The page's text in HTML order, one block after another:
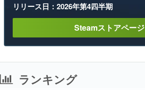
リリース日：2026年第4四半期
Steamストアページ
ランキング